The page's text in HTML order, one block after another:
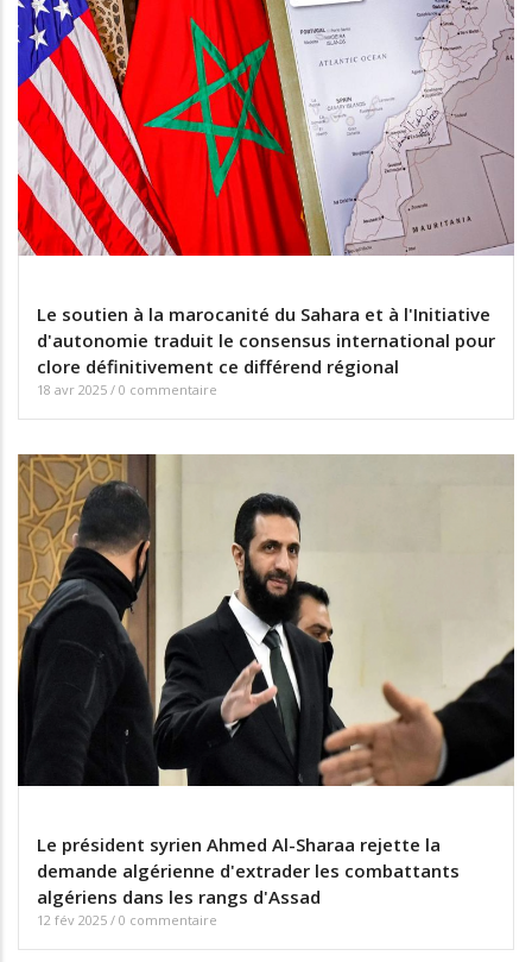
Le soutien à la marocanité du Sahara et à l'Initiative
d'autonomie traduit le consensus international pour
clore définitivement ce différend régional
18 avr 2025 / 0 commentaire
Le président syrien Ahmed Al-Sharaa rejette la
demande algérienne d'extrader les combattants
algériens dans les rangs d'Assad
12 fév 2025 / 0 commentaire